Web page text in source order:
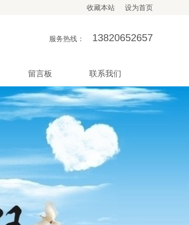
收藏本站 设为首页
服务热线：
13820652657
留言板 联系我们